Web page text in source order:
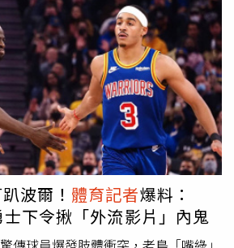
擁有第一件適合尺寸的運動內衣，引
，讓世界各地的女孩了解並喜歡自己
自台灣。她感謝促進會的立委們這一
，目前已贈送共給583位女孩，包含
肯亞、巴西、柬埔寨、祕魯、烏干
等9個國家，國內則媒合了台北市、
縣等偏鄉或弱勢的女性運動隊伍。
亞Rodica Palaș校長說：「台灣有一
偏遠的教育真的讓我們很感動，也讓
的鼓勵。孩子們都會穿著運動內衣上
有乳房支撐後對於上課品質的不
子教師的衛教工作坊表示：「我們透
波爾！ 體育記者爆料：
下令揪「外流影片」內鬼